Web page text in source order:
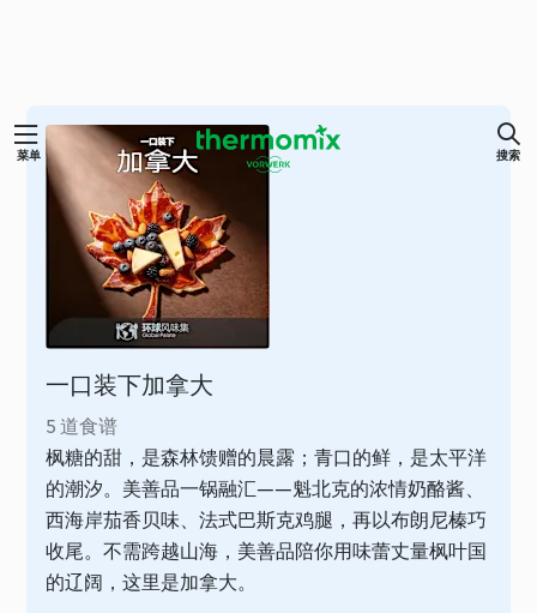
跳菜单 搜索
一口装下加拿大
5 道食谱
枫糖的甜，是森林馈赠的晨露；青口的鲜，是太平洋
的潮汐。美善品一锅融汇——魁北克的浓情奶酪酱、
西海岸茄香贝味、法式巴斯克鸡腿，再以布朗尼榛巧
收尾。不需跨越山海，美善品陪你用味蕾丈量枫叶国
的辽阔，这里是加拿大。